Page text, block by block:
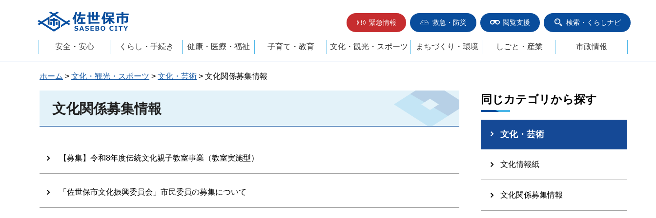
佐世保市
緊急情報
救急・防災 閲覧支援 検索・くらしナビ
安全・安心 くらし・手続き 健康・医療・福祉 子育て・教育 文化・観光・スポーツ まちづくり・環境 しごと・産業 市政情報
ホーム > 文化・観光・スポーツ > 文化・芸術 > 文化関係募集情報
文化関係募集情報
【募集】令和8年度伝統文化親子教室事業（教室実施型）
「佐世保市文化振興委員会」市民委員の募集について
同じカテゴリから探す
文化・芸術
文化情報紙
文化関係募集情報